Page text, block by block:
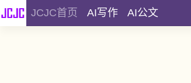
JCJC首页 AI写作 AI公文